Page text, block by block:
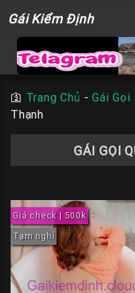
Gái Kiểm Định
Gái
Định
×
TRANG
CHỦ
Liên
Đăng
Bài
Gái
Gọi
Sài
🛐 Trang Chủ -Gái Gọi
Thạnh
GÁI GỌI
Giá check | 500k
Tạm nghỉ